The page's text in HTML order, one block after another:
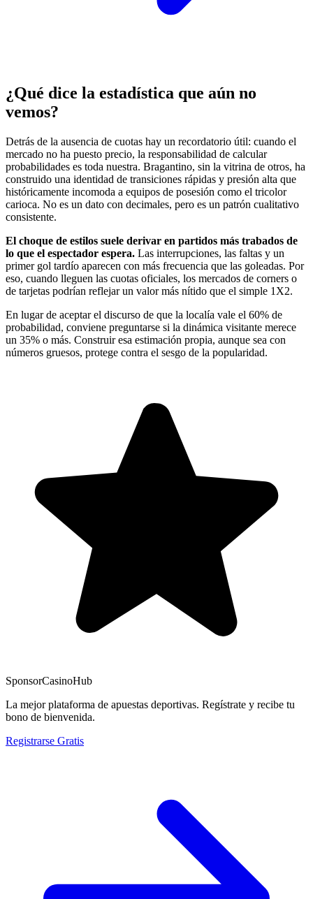
¿Qué dice la estadística que aún no
vemos?
Detrás de la ausencia de cuotas hay un recordatorio útil: cuando el
mercado no ha puesto precio, la responsabilidad de calcular
probabilidades es toda nuestra. Bragantino, sin la vitrina de otros, ha
construido una identidad de transiciones rápidas y presión alta que
históricamente incomoda a equipos de posesión como el tricolor
carioca. No es un dato con decimales, pero es un patrón cualitativo
consistente.
El choque de estilos suele derivar en partidos más trabados de
lo que el espectador espera. Las interrupciones, las faltas y un
primer gol tardío aparecen con más frecuencia que las goleadas. Por
eso, cuando lleguen las cuotas oficiales, los mercados de corners o
de tarjetas podrían reflejar un valor más nítido que el simple 1X2.
En lugar de aceptar el discurso de que la localía vale el 60% de
probabilidad, conviene preguntarse si la dinámica visitante merece
un 35% o más. Construir esa estimación propia, aunque sea con
números gruesos, protege contra el sesgo de la popularidad.
SponsorCasinoHub
La mejor plataforma de apuestas deportivas. Regístrate y recibe tu
bono de bienvenida.
Registrarse Gratis